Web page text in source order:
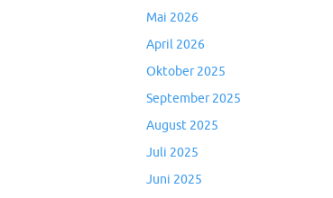
Mai 2026
April 2026
Oktober 2025
September 2025
August 2025
Juli 2025
Juni 2025